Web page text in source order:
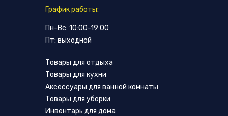
График работы:
Пн-Вс: 10:00-19:00
Пт: выходной
Товары для отдыха
Товары для кухни
Аксессуары для ванной комнаты
Товары для уборки
Инвентарь для дома